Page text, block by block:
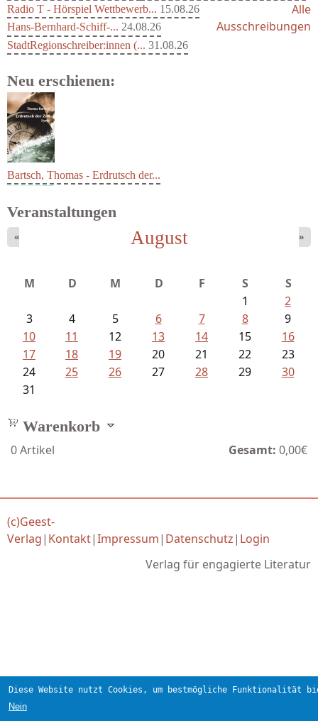
Radio T - Hörspiel Wettbewerb... 15.08.26
Hans-Bernhard-Schiff-... 24.08.26
StadtRegionschreiber:innen (... 31.08.26
Alle
Ausschreibungen
Neu erschienen:
Bartsch, Thomas - Erdrutsch der...
Veranstaltungen
August
« »
M D M D F S
S
1
2
3
4 5 6 7 8
9
10
11 12 13 14 15
16
17
18 19 20 21 22
23
24
25 26 27 28 29
30
31
Warenkorb
0Artikel Gesamt: 0,00€
(c)Geest-
Verlag| Kontakt|Impressum| Datenschutz| Login
Verlag für engagierte Literatur
Diese Website nutzt Cookies, um bestmögliche Funktionalität
Nein